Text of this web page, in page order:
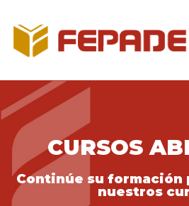
CURSOS
Continúe su formación
nuestros